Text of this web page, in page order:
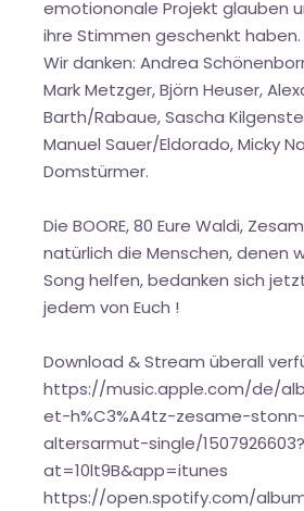
emotiononale Projekt glauben
ihre Stimmen geschenkt haben.
Wir danken: Andrea
Mark Metzger, Björn Heuser,
Barth/Rabaue, Sascha
Manuel Sauer/Eldorado, Micky
Domstürmer.
Die BOORE, 80 Eure Waldi,
natürlich die Menschen, denen
Song helfen, bedanken sich
jedem von Euch !
Download & Stream überall
https://music.apple.com/de/
et-h%C3%A4tz-zesame-
altersarmut-single/1507926603?
at=10lt9B&app=itunes
https://open.spotify.com/